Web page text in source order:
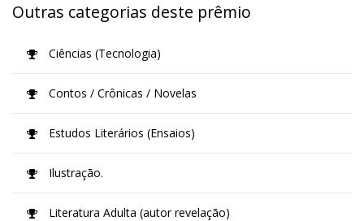
Outras categorias deste prêmio
Ciências (Tecnologia)
Contos / Crônicas / Novelas
Estudos Literários (Ensaios)
Ilustração.
Literatura Adulta (autor revelação)